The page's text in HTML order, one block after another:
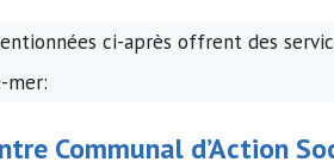
ci-après offrent des
mer:
Communal d’Action